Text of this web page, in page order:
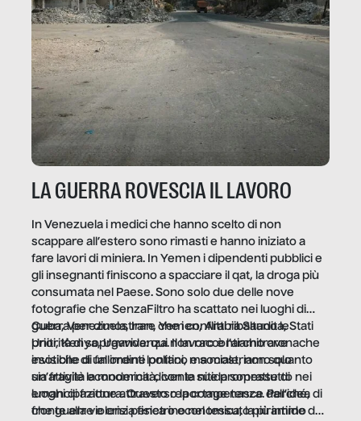
LA GUERRA ROVESCIA IL LAVORO
In Venezuela i medici che hanno scelto di non
scappare all’estero sono rimasti e hanno iniziato a
fare lavori di miniera. In Yemen i dipendenti pubblici e
gli insegnanti finiscono a spacciare il qat, la droga più
consumata nel Paese. Sono solo due delle nove
fotografie che SenzaFiltro ha scattato nei luoghi di
guerra per dimostrare che i conflitti ribaltano le
priorità di sopravvivenza. Il lavoro è l’architrave
invisibile di un ordine politico e sociale, non solo
un’attività economica: diventa nitida soprattutto nei
luoghi di frattura. Questo reportage nasce dall’idea
che guerre e crisi penetrino nel tessuto più intimo
Cuba, Venezuela, Iran, Yemen, Arabia Saudita, Stati
Uniti, Kenya, Uganda: qui non raccontiamo cronache
esotiche di fallimenti lontani, ma mostriamo quanto
sia fragile la modernità, con le sue promesse di
emancipazione attraverso la competenza. Perché, di
fronte alla violenza fisica o economica, la piramide del